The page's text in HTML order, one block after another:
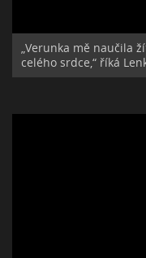
„Verunka mě naučila
celého srdce,“ říká